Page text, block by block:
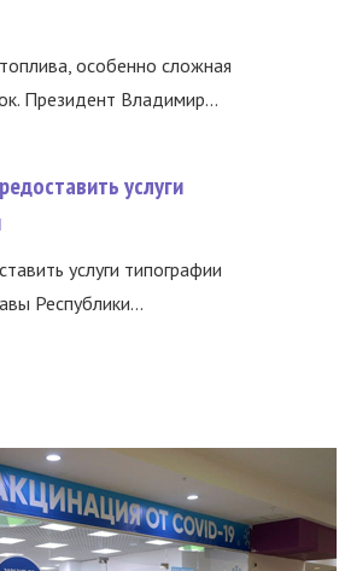
особенно сложная
Президент Владимир...
услуги
услуги типографии
Республики...